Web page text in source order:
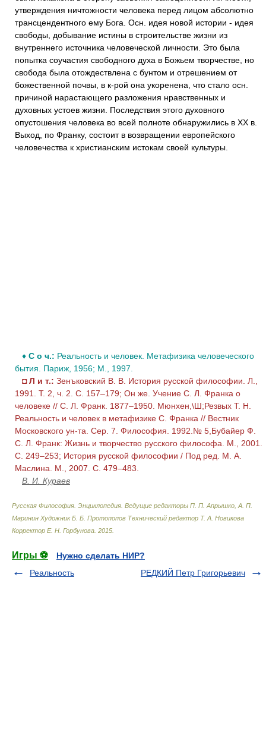
утверждения ничтожности человека перед лицом абсолютно
трансцендентного ему Бога. Осн. идея новой истории - идея
свободы, добывание истины в строительстве жизни из
внутреннего источника человеческой личности. Это была
попытка соучастия свободного духа в Божьем творчестве, но
свобода была отождествлена с бунтом и отрешением от
божественной почвы, в к-рой она укоренена, что стало осн.
причиной нарастающего разложения нравственных и
духовных устоев жизни. Последствия этого духовного
опустошения человека во всей полноте обнаружились в XX в.
Выход, по Франку, состоит в возвращении европейского
человечества к христианским истокам своей культуры.
♦ С о ч.: Реальность и человек. Метафизика человеческого
бытия. Париж, 1956; М., 1997.
◘Л и т.: Зенъковский В. В. История русской философии. Л.,
1991. Т. 2, ч. 2. С. 157–179; Он же. Учение С. Л. Франка о
человеке // С. Л. Франк. 1877–1950. Мюнхен,\Ш;Резвых Т. Н.
Реальность и человек в метафизике С. Франка // Вестник
Московского ун-та. Сер. 7. Философия. 1992.№ 5,Бубайер Ф.
С. Л. Франк: Жизнь и творчество русского философа. М., 2001.
С. 249–253; История русской философии / Под ред. М. А.
Маслина. М., 2007. С. 479–483.
В. И. Кураев
Русская Философия. Энциклопедия Ведущие редакторы П. П. Апрышко, А. П.
Маринин Художник Б. Б. Протопопов Технический редактор Т. А. Новикова
Корректор Е. Н. Горбунова 2015
Игры ⚽
Нужно сделать НИР?
Реальность
РЕДКИЙ Петр Григорьевич